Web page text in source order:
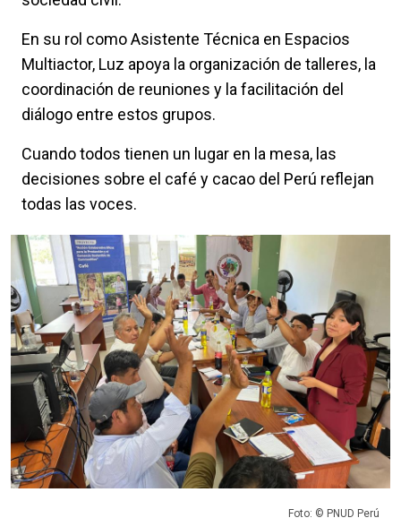
En su rol como Asistente Técnica en Espacios
Multiactor, Luz apoya la organización de talleres, la
coordinación de reuniones y la facilitación del
diálogo entre estos grupos.
Cuando todos tienen un lugar en la mesa, las
decisiones sobre el café y cacao del Perú reflejan
todas las voces.
Foto: © PNUD Perú